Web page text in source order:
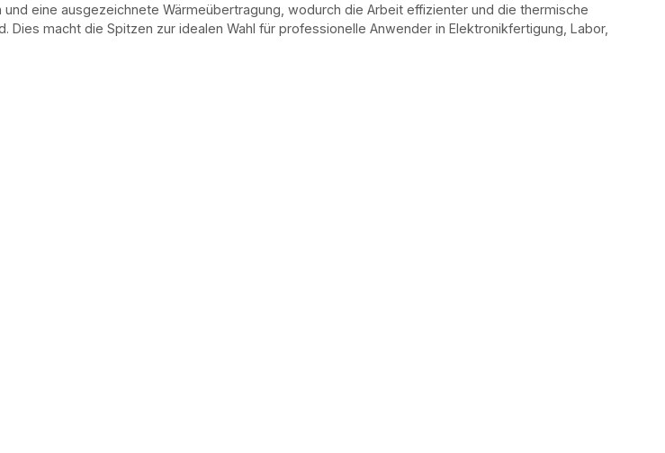
eine ausgezeichnete Wärmeübertragung, wodurch die Arbeit effizienter und die thermische
Dies macht die Spitzen zur idealen Wahl für professionelle Anwender in Elektronikfertigung, Labor,